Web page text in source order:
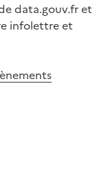
data.gouv.fr et
infolettre et